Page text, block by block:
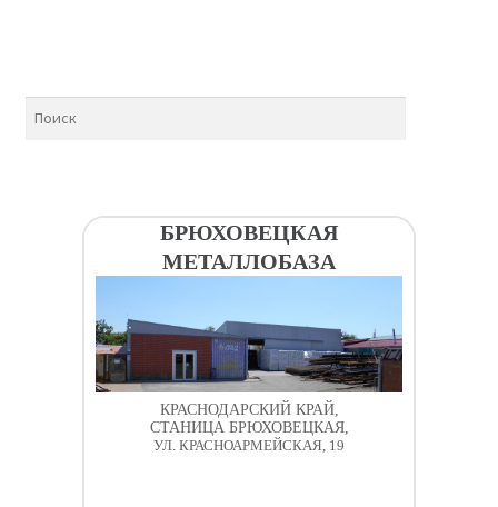
БРЮХОВЕЦКАЯ
МЕТАЛЛОБАЗА
КРАСНОДАРСКИЙ КРАЙ,
СТАНИЦА БРЮХОВЕЦКАЯ,
УЛ. КРАСНОАРМЕЙСКАЯ, 19